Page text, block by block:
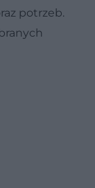
potrzeb.